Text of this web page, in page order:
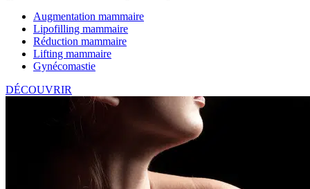
Augmentation mammaire
Lipofilling mammaire
Réduction mammaire
Lifting mammaire
Gynécomastie
DÉCOUVRIR